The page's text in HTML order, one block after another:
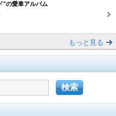
"の愛車アルバム
もっと見る